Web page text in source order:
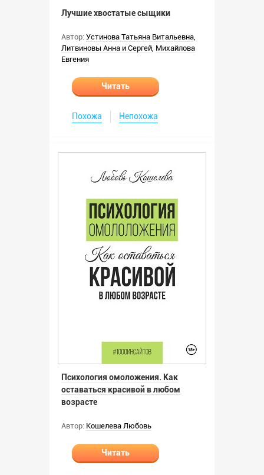
Лучшие хвостатые сыщики
Автор: Устинова Татьяна Витальевна,
Литвиновы Анна и Сергей, Михайлова
Евгения
Читать
Похожа Непохожа
Психология омоложения. Как
оставаться красивой в любом
возрасте
Автор: Кошелева Любовь
Читать